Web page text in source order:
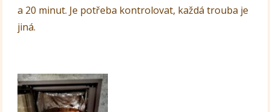
a 20 minut. Je potřeba kontrolovat, každá trouba je
jiná.